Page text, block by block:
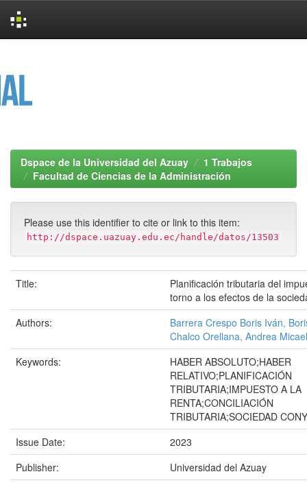
Dspace de la Universidad del Azuay
1 Trabajos
Facultad de Ciencias de la Administración
Please use this identifier to cite or link to this item:
http://dspace.uazuay.edu.ec/handle/datos/13503
Title:
Planificación tributaria del
torno a los efectos de la
Authors:
Barrera Crespo Boris Iván,
Chalco Orellana, Andrea
Keywords:
HABER ABSOLUTO;HABER
RELATIVO;PLANIFICACIÓN
TRIBUTARIA;IMPUESTO A LA
RENTA;CONCILIACIÓN
TRIBUTARIA;SOCIEDAD
Issue Date:
2023
Publisher:
Universidad del Azuay